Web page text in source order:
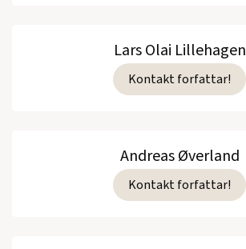
Lars Olai Lillehagen
Kontakt forfattar!
Andreas Øverland
Kontakt forfattar!